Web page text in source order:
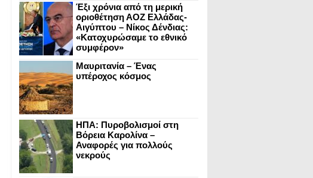
Έξι χρόνια από τη μερική
οριοθέτηση ΑΟΖ Ελλάδας-
Αιγύπτου – Νίκος Δένδιας:
«Κατοχυρώσαμε το εθνικό
συμφέρον»
Μαυριτανία – Ένας
υπέροχος κόσμος
ΗΠΑ: Πυροβολισμοί στη
Βόρεια Καρολίνα –
Αναφορές για πολλούς
νεκρούς